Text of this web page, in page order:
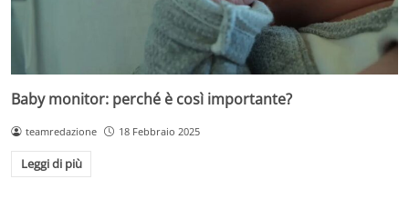
Baby monitor: perché è così importante?
teamredazione 18 Febbraio 2025
Leggi di più